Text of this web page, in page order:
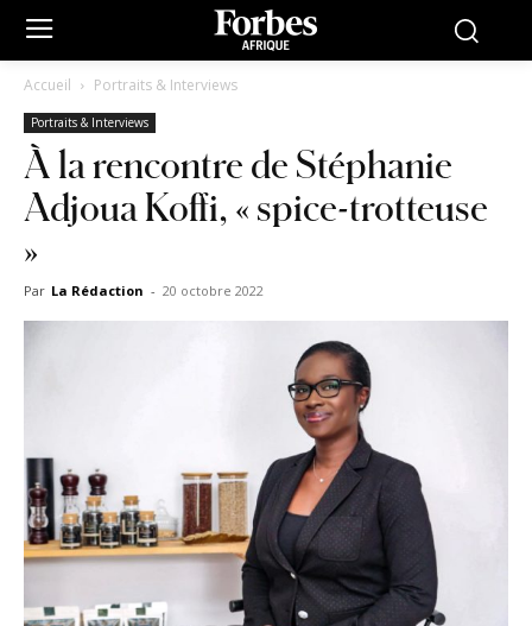
Accueil Portraits & Interviews
Portraits & Interviews
À la rencontre de Stéphanie
Adjoua Koffi, « spice-trotteuse
»
Par La Rédaction - 20 octobre 2022